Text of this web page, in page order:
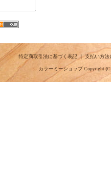
特定商取引法に基づく表記｜支払い方法
カラーミーショップCopyright